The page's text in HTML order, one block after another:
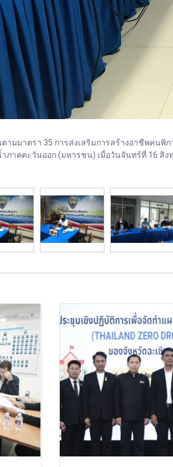
มมาตรา 35 การส่งเสริมการสร้างอาชีพคนพิก
าคตะวันออก (มหารชน) เมื่อวันจันทร์ที่ 16 สิง